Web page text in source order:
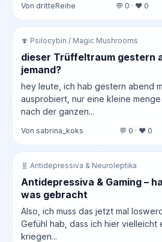
Von dritteReihe 💬 0 · ❤️ 0
🍄 Psilocybin / Magic Mushrooms
dieser Trüffeltraum gestern
jemand?
hey leute, ich hab gestern abend
ausprobiert, nur eine kleine
nach der ganzen...
Von sabrina_koks 💬 0 · ❤️ 0
🧬 Antidepressiva & Neuroleptika
Antidepressiva & Gaming –
was gebracht
Also, ich muss das jetzt mal
Gefühl hab, dass ich hier vielleicht
kriegen...